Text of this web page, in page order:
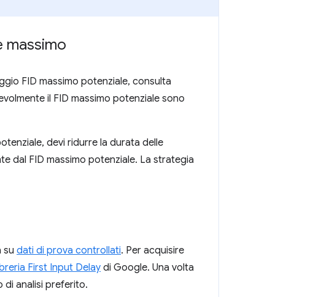
massimo
FID massimo potenziale, consulta
il FID massimo potenziale sono
devi ridurre la durata delle
dal FID massimo potenziale. La strategia
su dati di prova controllati. Per acquisire
First Input Delaydi Google. Una volta
di analisi preferito.